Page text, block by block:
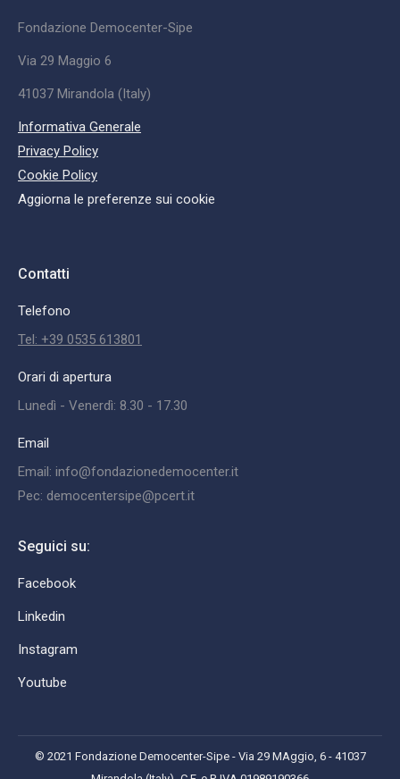
Fondazione Democenter-Sipe
Via 29 Maggio 6
41037 Mirandola (Italy)
Informativa Generale
Privacy Policy
Cookie Policy
Aggiorna le preferenze sui cookie
Contatti
Telefono
Tel: +39 0535 613801
Orari di apertura
Lunedì - Venerdì: 8.30 - 17.30
Email
Email: info@fondazionedemocenter.it
Pec: democentersipe@pcert.it
Seguici su:
Facebook
Linkedin
Instagram
Youtube
© 2021 Fondazione Democenter-Sipe - Via 29 MAggio, 6 - 41037